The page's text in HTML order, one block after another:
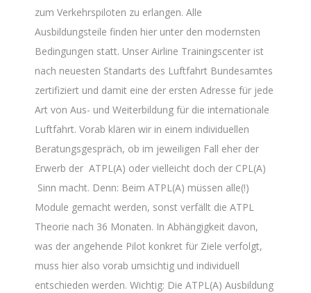
zum Verkehrspiloten zu erlangen. Alle
Ausbildungsteile finden hier unter den modernsten
Bedingungen statt. Unser Airline Trainingscenter ist
nach neuesten Standarts des Luftfahrt Bundesamtes
zertifiziert und damit eine der ersten Adresse für jede
Art von Aus- und Weiterbildung für die internationale
Luftfahrt. Vorab klären wir in einem individuellen
Beratungsgespräch, ob im jeweiligen Fall eher der
Erwerb der ATPL(A) oder vielleicht doch der CPL(A)
Sinn macht. Denn: Beim ATPL(A) müssen alle(!)
Module gemacht werden, sonst verfällt die ATPL
Theorie nach 36 Monaten. In Abhängigkeit davon,
was der angehende Pilot konkret für Ziele verfolgt,
muss hier also vorab umsichtig und individuell
entschieden werden. Wichtig: Die ATPL(A) Ausbildung